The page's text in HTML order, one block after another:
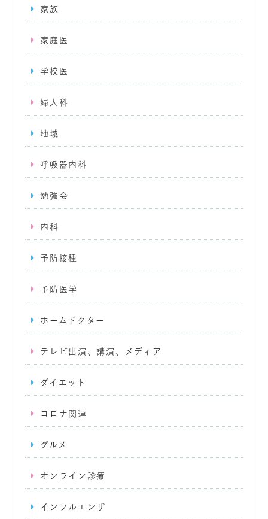
家族
家庭医
学校医
婦人科
地域
呼吸器内科
勉強会
内科
予防接種
予防医学
ホームドクター
テレビ出演、講演、メディア
ダイエット
コロナ関連
グルメ
オンライン診療
インフルエンザ